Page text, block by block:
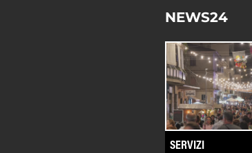
NEWS24
SERVIZI